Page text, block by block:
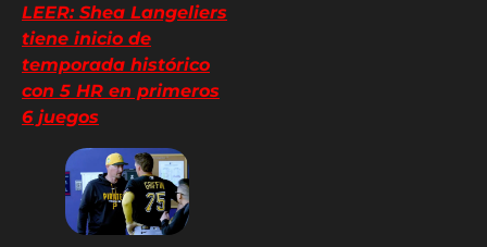
LEER: Shea Langeliers
tiene inicio de
temporada histórico
con 5 HR en primeros
6 juegos